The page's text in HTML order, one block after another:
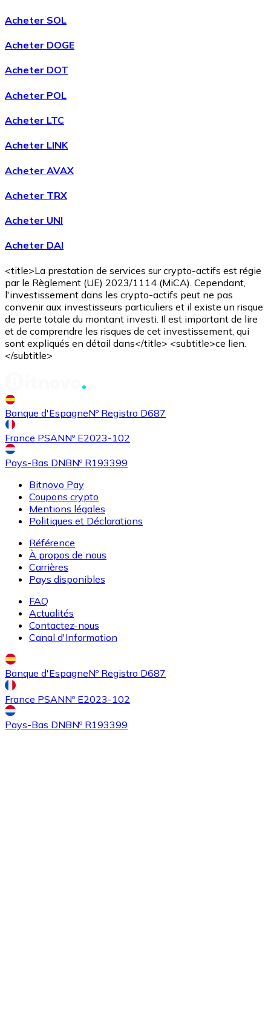
AcheterAvalanche
Acheter Shiba Inu
SHIB
AcheterUniswap avec virement bancaire
UNI
AcheterEthereum Classic
ETC
AcheterAlgorandavec virement bancaire
ALGO
Acheter SOL
Acheter DOGE
Acheter DOT
Acheter POL
Acheter LTC
Acheter LINK
Acheter AVAX
Acheter TRX
Acheter UNI
Acheter DAI
<title>La prestation de services sur crypto-actifs est régie
par le Règlement (UE) 2023/1114 (MiCA). Cependant,
l'investissement dans les crypto-actifs peut ne pas
convenir aux investisseurs particuliers et il existe un risque
de perte totale du montant investi. Il est important de lire
et de comprendre les risques de cet investissement, qui
sont expliqués en détail dans</title> <subtitle>ce lien.
</subtitle>
Banque d'EspagneNº Registro D687
France PSANNº E2023-102
Pays-Bas DNBNº R193399
Bitnovo Pay
Coupons crypto
Mentions légales
Politiques et Déclarations
Référence
À propos de nous
Carrières
Pays disponibles
FAQ
Actualités
Contactez-nous
Canal d'Information
Banque d'EspagneNº Registro D687
France PSANNº E2023-102
Pays-Bas DNBNº R193399